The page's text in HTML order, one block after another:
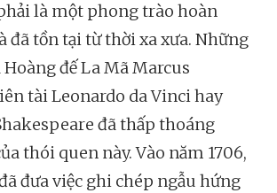
là một phong trào hoàn
đã tồn tại từ thời xa xưa. Những
đế La Mã Marcus
tài Leonardo da Vinci hay
đã thấp thoáng
thói quen này. Vào năm 1706,
đưa việc ghi chép ngẫu hứng